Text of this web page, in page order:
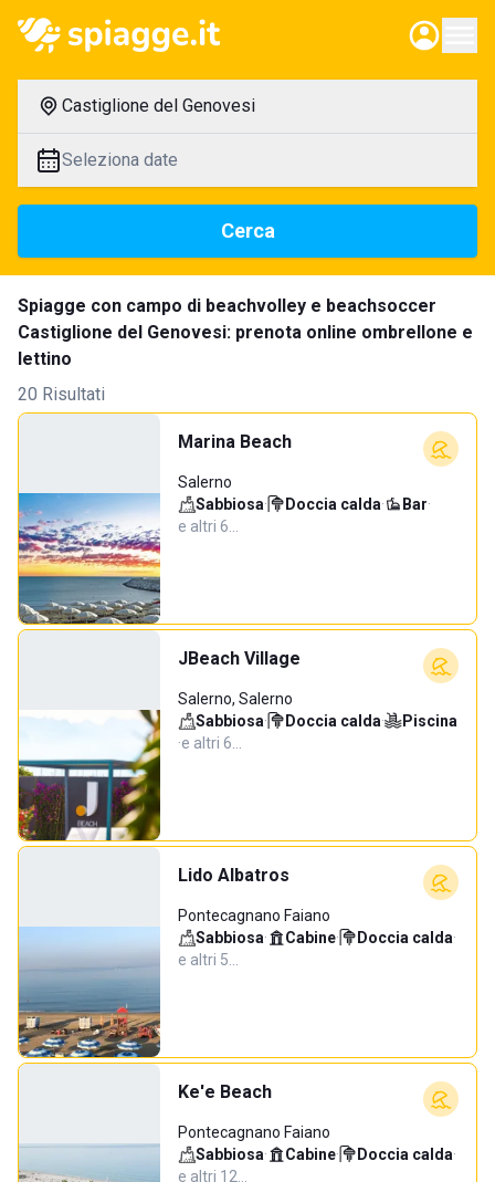
Castiglione del Genovesi
Seleziona date
Cerca
Spiagge con campo di beachvolley e beachsoccer
Castiglione del Genovesi: prenota online ombrellone e
lettino
20 Risultati
Marina Beach
Salerno
Sabbiosa· Doccia calda· Bar·
e altri 6…
JBeach Village
Salerno, Salerno
Sabbiosa· Doccia calda·
Piscina
·e altri 6…
Lido Albatros
Pontecagnano Faiano
Sabbiosa· Cabine· Doccia calda·
e altri 5…
Ke'e Beach
Pontecagnano Faiano
Sabbiosa· Cabine· Doccia calda·
e altri 12…